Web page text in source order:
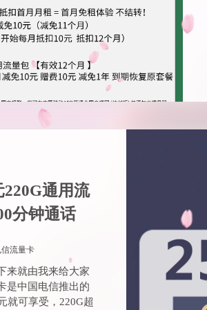
分钟通话
流量卡
来就由我来给大家
是中国电信推出的